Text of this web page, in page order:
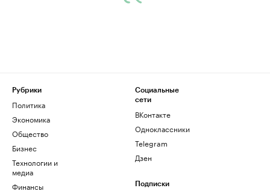
Рубрики
Политика
Экономика
Общество
Бизнес
Технологии и
медиа
Финансы
Социальные
сети
ВКонтакте
Одноклассники
Telegram
Дзен
Подписки